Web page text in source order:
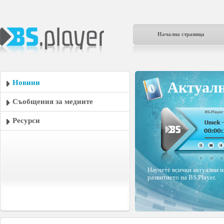
Начална страница
Новини
Съобщения за медиите
Ресурси
Научете всички актуални
развитието на BS.Player.